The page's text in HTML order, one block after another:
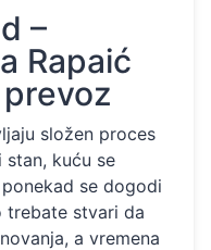
–
Rapaić
složen proces
kuću se
se dogodi
trebate stvari da
a vremena